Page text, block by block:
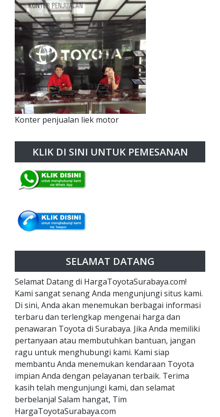
Konter penjualan liek motor
KLIK DI SINI UNTUK PEMESANAN
SELAMAT DATANG
Selamat Datang di HargaToyotaSurabaya.com!
Kami sangat senang Anda mengunjungi situs kami.
Di sini, Anda akan menemukan berbagai informasi
terbaru dan terlengkap mengenai harga dan
penawaran Toyota di Surabaya. Jika Anda memiliki
pertanyaan atau membutuhkan bantuan, jangan
ragu untuk menghubungi kami. Kami siap
membantu Anda menemukan kendaraan Toyota
impian Anda dengan pelayanan terbaik. Terima
kasih telah mengunjungi kami, dan selamat
berbelanja! Salam hangat, Tim
HargaToyotaSurabaya.com